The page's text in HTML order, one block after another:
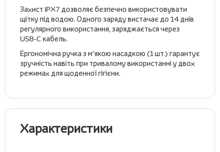
Захист IPX7 дозволяє безпечно використовувати
щітку під водою. Одного заряду вистачає до 14 днів
регулярного використання, заряджається через
USB‑C кабель.
Ергономічна ручка з м’якою насадкою (1 шт.) гарантує
зручність навіть при тривалому використанні у двох
режимах для щоденної гігієни.
Характеристики